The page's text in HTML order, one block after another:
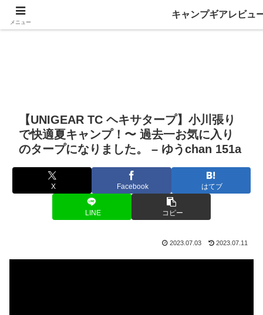
【UNIGEAR TC ヘキサタープ】小川張り
で快適夏キャンプ！〜 過去一お気に入り
のタープになりました。 – ゆうchan 151a
X Facebook はてブ
LINE コピー
2023.07.03 2023.07.11
メニュー
キャンプギアレビュ